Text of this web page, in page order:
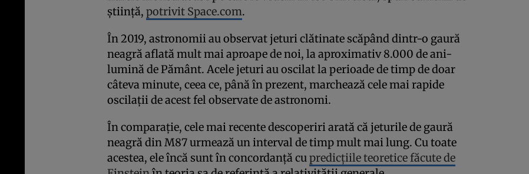
știință, potrivit Space.com.
În 2019, astronomii au observat jeturi clătinate scăpând dintr-o gaură
neagră aflată mult mai aproape de noi, la aproximativ 8.000 de ani-
lumină de Pământ. Acele jeturi au oscilat la perioade de timp de doar
câteva minute, ceea ce, până în prezent, marchează cele mai rapide
oscilații de acest fel observate de astronomi.
În comparație, cele mai recente descoperiri arată că jeturile de gaură
neagră din M87 urmează un interval de timp mult mai lung. Cu toate
acestea, ele încă sunt în concordanță cupredicțiile teoretice făcute de